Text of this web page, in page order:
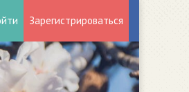
Зарегистрироваться